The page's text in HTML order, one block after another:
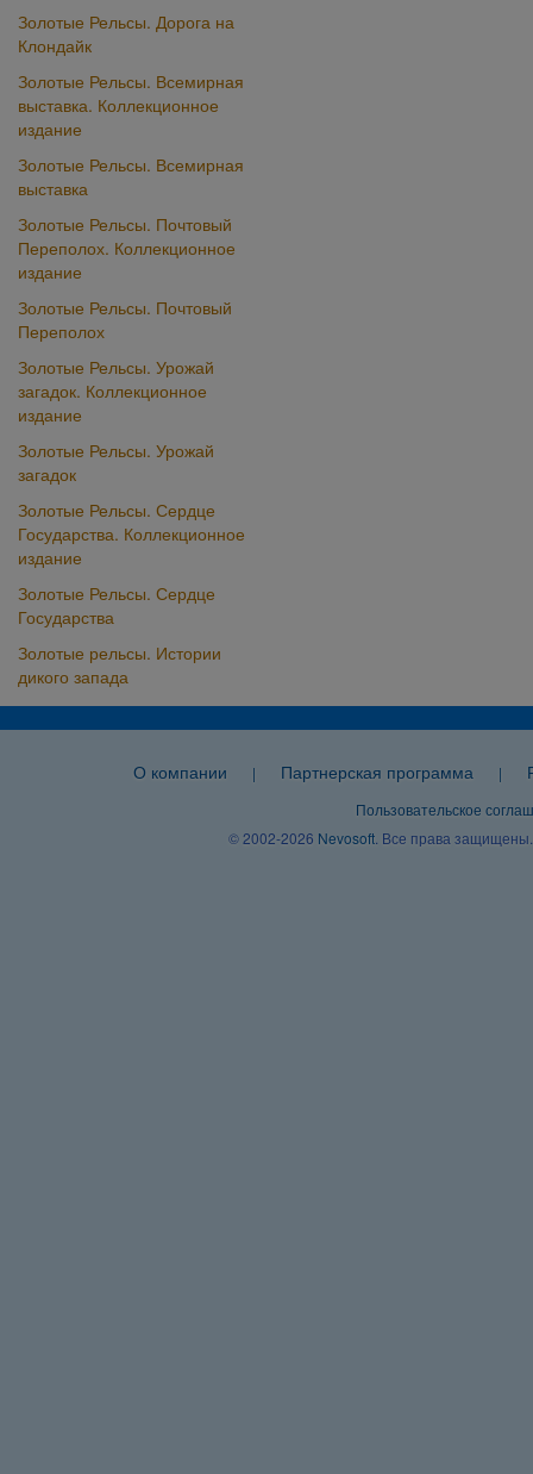
Золотые Рельсы. Дорога на
Клондайк
Золотые Рельсы. Всемирная
выставка. Коллекционное
издание
Золотые Рельсы. Всемирная
выставка
Золотые Рельсы. Почтовый
Переполох. Коллекционное
издание
Золотые Рельсы. Почтовый
Переполох
Золотые Рельсы. Урожай
загадок. Коллекционное
издание
Золотые Рельсы. Урожай
загадок
Золотые Рельсы. Сердце
Государства. Коллекционное
издание
Золотые Рельсы. Сердце
Государства
Золотые рельсы. Истории
дикого запада
О компании | Партнерская программа |
Пользовательское
© 2002-2026 Nevosoft . Все права защищены